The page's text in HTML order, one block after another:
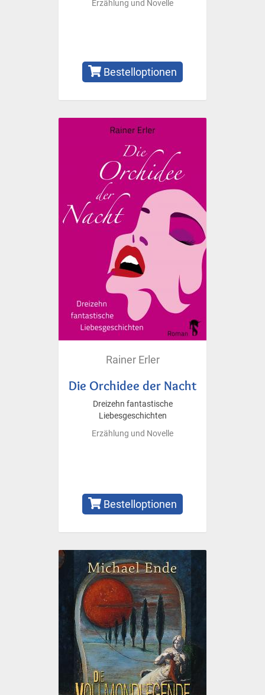
Erzählung und Novelle
Bestelloptionen
Rainer Erler
Die Orchidee der Nacht
Dreizehn fantastische
Liebesgeschichten
Erzählung und Novelle
Bestelloptionen